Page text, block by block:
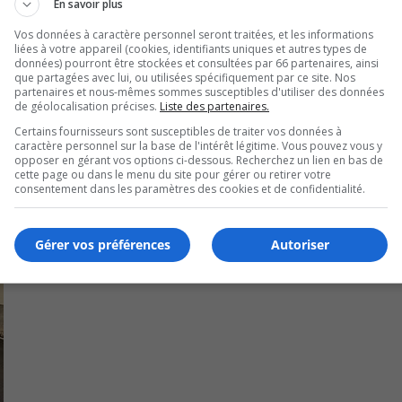
tourner vers les pistes des ponts Samuel-De
En savoir plus
Vos données à caractère personnel seront traitées, et les informations
liées à votre appareil (cookies, identifiants uniques et autres types de
données) pourront être stockées et consultées par 66 partenaires, ainsi
que partagées avec lui, ou utilisées spécifiquement par ce site. Nos
partenaires et nous-mêmes sommes susceptibles d'utiliser des données
de géolocalisation précises. Liste des partenaires.
Certains fournisseurs sont susceptibles de traiter vos données à
caractère personnel sur la base de l'intérêt légitime. Vous pouvez vous y
opposer en gérant vos options ci-dessous. Recherchez un lien en bas de
cette page ou dans le menu du site pour gérer ou retirer votre
consentement dans les paramètres des cookies et de confidentialité.
Autoriser
Gérer vos préférences